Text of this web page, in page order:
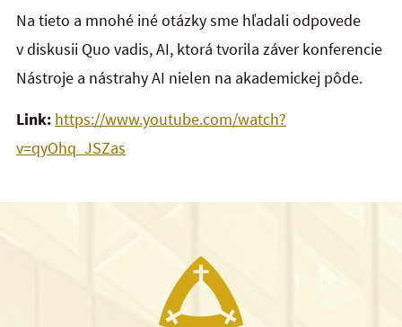
Na tieto a mnohé iné otázky sme hľadali odpovede
v diskusii Quo vadis, AI, ktorá tvorila záver konferencie
Nástroje a nástrahy AI nielen na akademickej pôde.
Link: https://www.youtube.com/watch?
v=qyOhq_JSZas